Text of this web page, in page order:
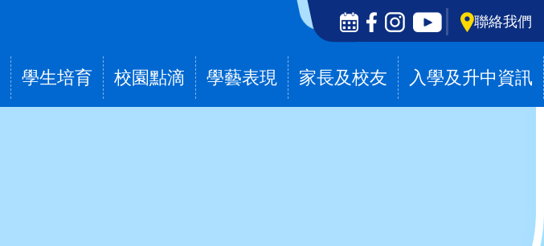
Social
Media
Top
聯絡我們
學生培育 校園點滴 學藝表現 家長及校友 入學及升中資訊